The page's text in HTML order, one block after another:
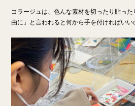
コラージュは、色んな素材を切ったり貼っ
由に」と言われると何から手を付ければいい